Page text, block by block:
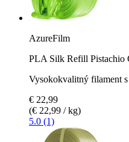
AzureFilm
PLA Silk Refill Pistachio
Vysokokvalitný filament
€ 22,99
(€ 22,99 / kg)
5.0 (1)